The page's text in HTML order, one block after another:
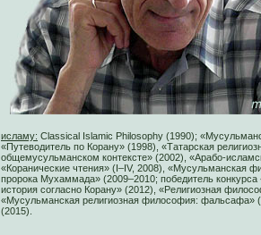
исламу: Classical Islamic Philosophy (1990);
«Путеводитель по Корану» (1998), «Татарская
общемусульманском контексте» (2002), «Арабо-
«Коранические чтения» (I–IV, 2008), «Мусульманская
пророка Мухаммада» (2009–2010; победитель конкурса
история согласно Корану» (2012), «Религиозная
«Мусульманская религиозная философия: фальсафа»
(2015).